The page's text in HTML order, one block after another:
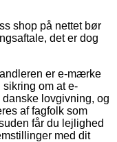
shop på nettet bør
det er dog
er e-mærke
om at e-
lovgivning, og
af fagfolk som
får du lejlighed
med dit